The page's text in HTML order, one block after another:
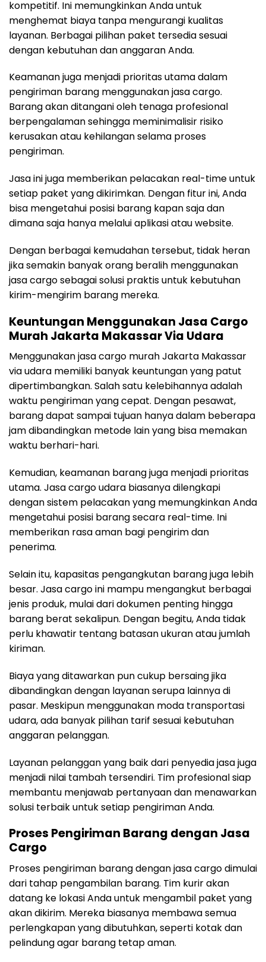
kompetitif. Ini memungkinkan Anda untuk
menghemat biaya tanpa mengurangi kualitas
layanan. Berbagai pilihan paket tersedia sesuai
dengan kebutuhan dan anggaran Anda.
Keamanan juga menjadi prioritas utama dalam
pengiriman barang menggunakan jasa cargo.
Barang akan ditangani oleh tenaga profesional
berpengalaman sehingga meminimalisir risiko
kerusakan atau kehilangan selama proses
pengiriman.
Jasa ini juga memberikan pelacakan real-time untuk
setiap paket yang dikirimkan. Dengan fitur ini, Anda
bisa mengetahui posisi barang kapan saja dan
dimana saja hanya melalui aplikasi atau website.
Dengan berbagai kemudahan tersebut, tidak heran
jika semakin banyak orang beralih menggunakan
jasa cargo sebagai solusi praktis untuk kebutuhan
kirim-mengirim barang mereka.
Keuntungan Menggunakan Jasa Cargo
Murah Jakarta Makassar Via Udara
Menggunakan jasa cargo murah Jakarta Makassar
via udara memiliki banyak keuntungan yang patut
dipertimbangkan. Salah satu kelebihannya adalah
waktu pengiriman yang cepat. Dengan pesawat,
barang dapat sampai tujuan hanya dalam beberapa
jam dibandingkan metode lain yang bisa memakan
waktu berhari-hari.
Kemudian, keamanan barang juga menjadi prioritas
utama. Jasa cargo udara biasanya dilengkapi
dengan sistem pelacakan yang memungkinkan Anda
mengetahui posisi barang secara real-time. Ini
memberikan rasa aman bagi pengirim dan
penerima.
Selain itu, kapasitas pengangkutan barang juga lebih
besar. Jasa cargo ini mampu mengangkut berbagai
jenis produk, mulai dari dokumen penting hingga
barang berat sekalipun. Dengan begitu, Anda tidak
perlu khawatir tentang batasan ukuran atau jumlah
kiriman.
Biaya yang ditawarkan pun cukup bersaing jika
dibandingkan dengan layanan serupa lainnya di
pasar. Meskipun menggunakan moda transportasi
udara, ada banyak pilihan tarif sesuai kebutuhan
anggaran pelanggan.
Layanan pelanggan yang baik dari penyedia jasa juga
menjadi nilai tambah tersendiri. Tim profesional siap
membantu menjawab pertanyaan dan menawarkan
solusi terbaik untuk setiap pengiriman Anda.
Proses Pengiriman Barang dengan Jasa
Cargo
Proses pengiriman barang dengan jasa cargo dimulai
dari tahap pengambilan barang. Tim kurir akan
datang ke lokasi Anda untuk mengambil paket yang
akan dikirim. Mereka biasanya membawa semua
perlengkapan yang dibutuhkan, seperti kotak dan
pelindung agar barang tetap aman.